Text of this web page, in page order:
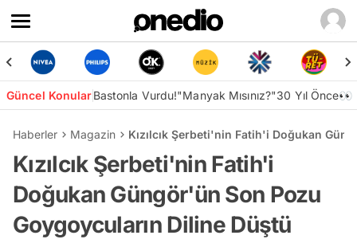
Güncel KonularBastonla Vurdu!"Manyak Mısınız?"30 Yıl Önce👀
Haberler Magazin Kızılcık Şerbeti'nin Fatih'i Doğukan
Kızılcık Şerbeti'nin Fatih'i
Doğukan Güngör'ün Son Pozu
Goygoycuların Diline Düştü